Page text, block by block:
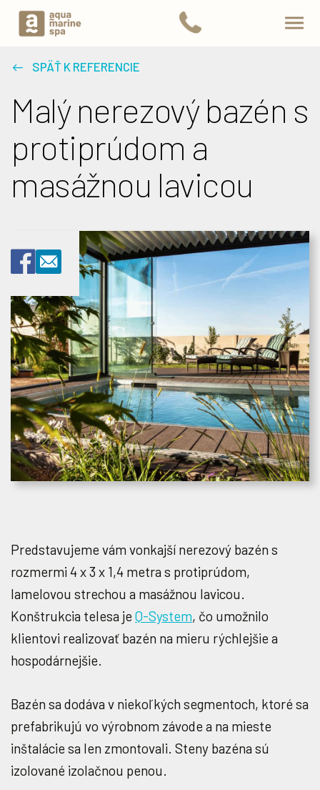
SPÄŤ K REFERENCIE
Malý nerezový bazén s
protiprúdom a
masážnou lavicou
Predstavujeme vám vonkajší nerezový bazén s
rozmermi 4 x 3 x 1,4 metra s protiprúdom,
lamelovou strechou a masážnou lavicou.
Konštrukcia telesa je Q-System, čo umožnilo
klientovi realizovať bazén na mieru rýchlejšie a
hospodárnejšie.
Bazén sa dodáva v niekoľkých segmentoch, ktoré sa
prefabrikujú vo výrobnom závode a na mieste
inštalácie sa len zmontovali. Steny bazéna sú
izolované izolačnou penou.